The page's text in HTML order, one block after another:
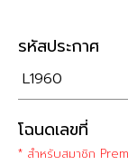
รหัสประกาศ
L1960
โฉนดเลขที่
* สำหรับสมาชิก